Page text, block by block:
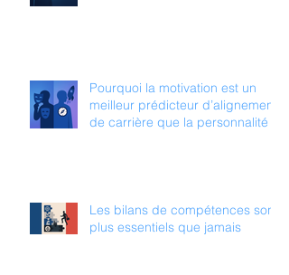
Pourquoi la motivation est un
meilleur prédicteur d’alignement
de carrière que la personnalité
Les bilans de compétences sont
plus essentiels que jamais